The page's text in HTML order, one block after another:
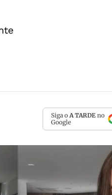
Siga o A TARDE no
Google